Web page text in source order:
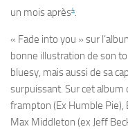
un mois après4.
« Fade into you » sur
bonne illustration de son
bluesy, mais aussi de sa
surpuissant. Sur cet
frampton (Ex Humble Pie),
Max Middleton (ex Jeff